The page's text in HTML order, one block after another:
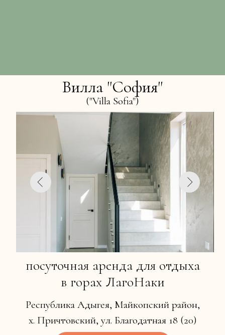
Республика Адыгея, Майкопский район,
х. Причтовский, ул. Благодатная 18 (20)
посуточная аренда для отдыха
в горах ЛагоНаки
443-71-09
Phone +7-952-856-56-60
WhatsApp
Telegram